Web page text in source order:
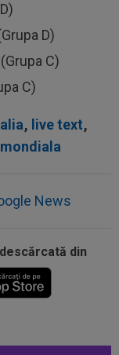
D)
C)
C)
, live text,
News
din
pe Mo
la meciul